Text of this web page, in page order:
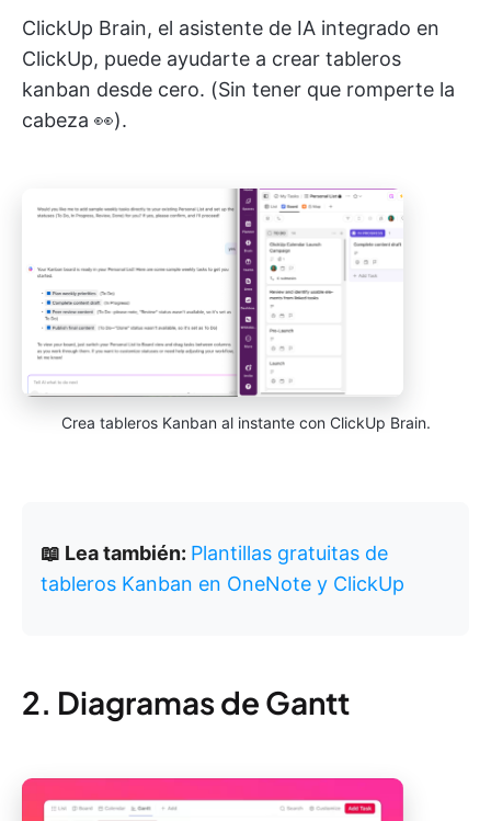
ClickUp Brain, el asistente de IA integrado en
ClickUp, puede ayudarte a crear tableros
kanban desde cero. (Sin tener que romperte la
cabeza 👀).
Crea tableros Kanban al instante con ClickUp Brain.
📖 Lea también: Plantillas gratuitas de
tableros Kanban en OneNote y ClickUp
2. Diagramas de Gantt